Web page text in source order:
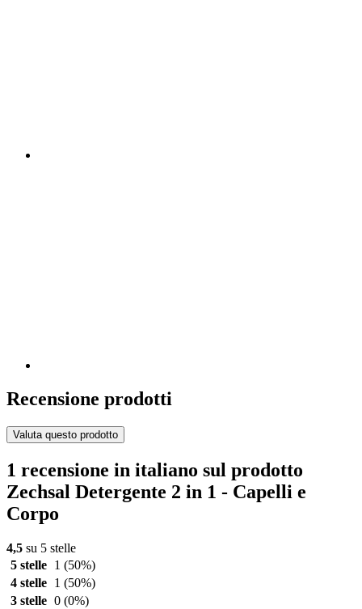
Recensione prodotti
Valuta questo prodotto
1 recensione in italiano sul prodotto
Zechsal Detergente 2 in 1 - Capelli e
Corpo
4,5 su 5 stelle
5 stelle
1 (50%)
4 stelle
1 (50%)
3 stelle 0 (0%)